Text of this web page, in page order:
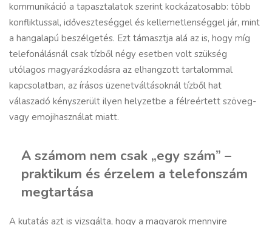
kommunikáció a tapasztalatok szerint kockázatosabb: több
konfliktussal, időveszteséggel és kellemetlenséggel jár, mint
a hangalapú beszélgetés. Ezt támasztja alá az is, hogy míg
telefonálásnál csak tízből négy esetben volt szükség
utólagos magyarázkodásra az elhangzott tartalommal
kapcsolatban, az írásos üzenetváltásoknál tízből hat
válaszadó kényszerült ilyen helyzetbe a félreértett szöveg-
vagy emojihasználat miatt.
A számom nem csak „egy szám” –
praktikum és érzelem a telefonszám
megtartása
A kutatás azt is vizsgálta, hogy a magyarok mennyire